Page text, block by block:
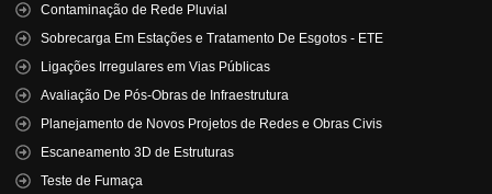
Contaminação de Rede Pluvial
Sobrecarga Em Estações e Tratamento De Esgotos - ETE
Ligações Irregulares em Vias Públicas
Avaliação De Pós-Obras de Infraestrutura
Planejamento de Novos Projetos de Redes e Obras Civis
Escaneamento 3D de Estruturas
Teste de Fumaça